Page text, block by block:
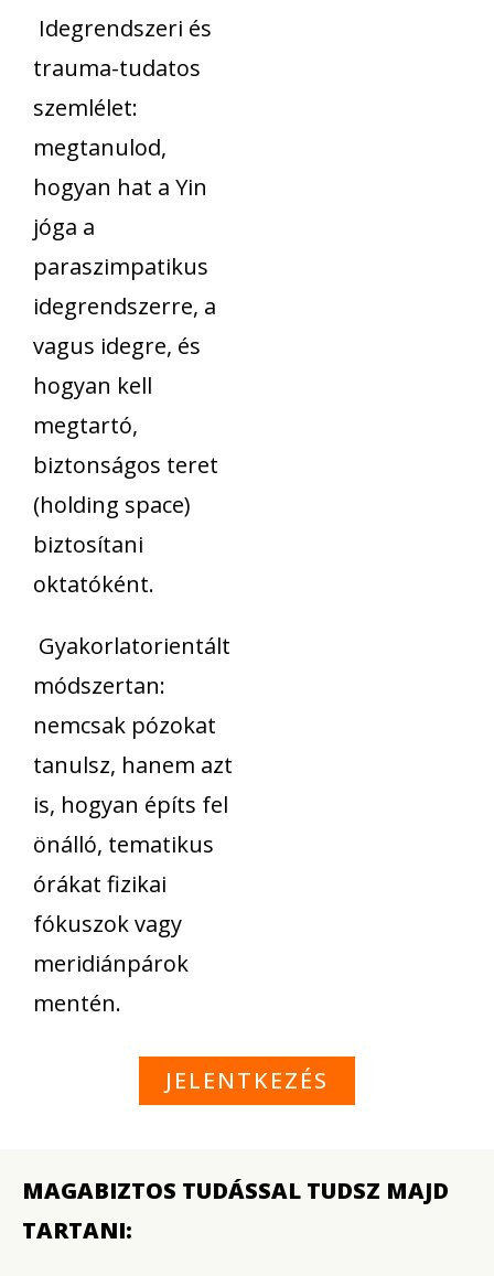
Idegrendszeri és
trauma-tudatos
szemlélet:
megtanulod,
hogyan hat a Yin
jóga a
paraszimpatikus
idegrendszerre, a
vagus idegre, és
hogyan kell
megtartó,
biztonságos teret
(holding space)
biztosítani
oktatóként.
Gyakorlatorientált
módszertan:
nemcsak pózokat
tanulsz, hanem azt
is, hogyan építs fel
önálló, tematikus
órákat fizikai
fókuszok vagy
meridiánpárok
mentén.
JELENTKEZÉS
MAGABIZTOS TUDÁSSAL TUDSZ MAJD
TARTANI: